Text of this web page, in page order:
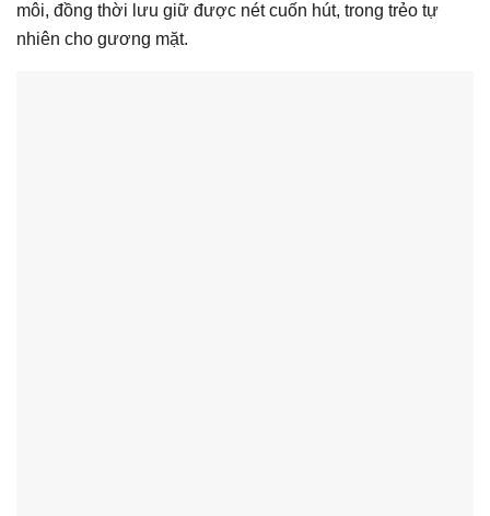
môi, đồng thời lưu giữ được nét cuốn hút, trong trẻo tự
nhiên cho gương mặt.